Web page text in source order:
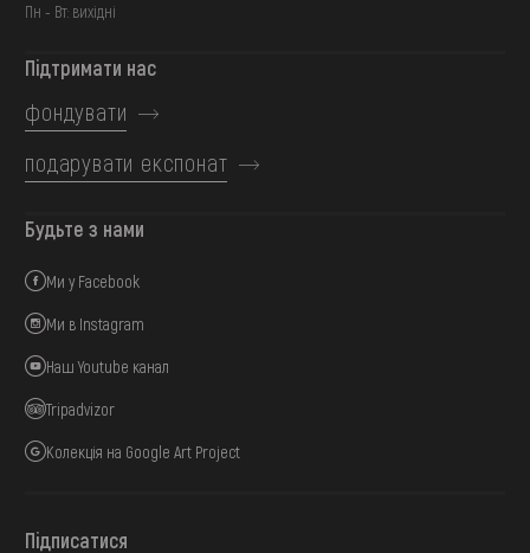
Пн - Вт: вихідні
Підтримати нас
фондувати
подарувати експонат
Будьте з нами
Ми у Facebook
Ми в Instagram
Наш Youtube канал
Tripadvizor
Колекція на Google Art Project
Підписатися